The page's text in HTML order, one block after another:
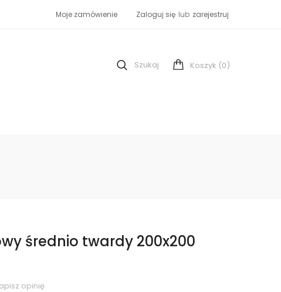
Moje zamówienie Zaloguj się lub zarejestruj
Szukaj Koszyk (0)
średnio twardy 200x200
opinię